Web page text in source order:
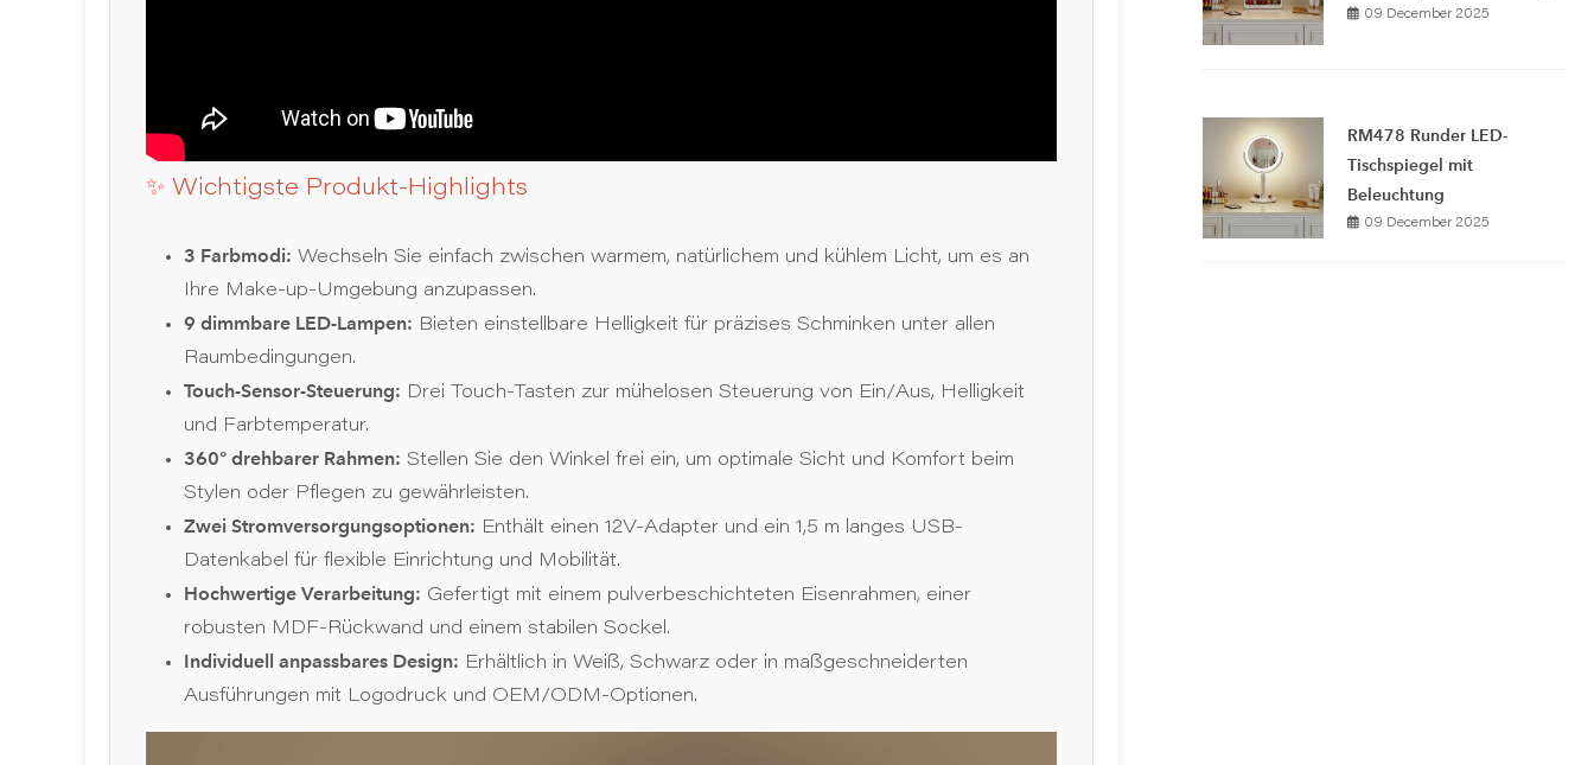
✨ Wichtigste Produkt-Highlights
3 Farbmodi: Wechseln Sie einfach zwischen warmem, natürlichem und kühlem Licht, um es an
Ihre Make-up-Umgebung anzupassen.
9 dimmbare LED-Lampen: Bieten einstellbare Helligkeit für präzises Schminken unter allen
Raumbedingungen.
Touch-Sensor-Steuerung: Drei Touch-Tasten zur mühelosen Steuerung von Ein/Aus, Helligkeit
und Farbtemperatur.
360° drehbarer Rahmen: Stellen Sie den Winkel frei ein, um optimale Sicht und Komfort beim
Stylen oder Pflegen zu gewährleisten.
Zwei Stromversorgungsoptionen: Enthält einen 12V-Adapter und ein 1,5 m langes USB-
Datenkabel für flexible Einrichtung und Mobilität.
Hochwertige Verarbeitung: Gefertigt mit einem pulverbeschichteten Eisenrahmen, einer
robusten MDF-Rückwand und einem stabilen Sockel.
Individuell anpassbares Design: Erhältlich in Weiß, Schwarz oder in maßgeschneiderten
Ausführungen mit Logodruck und OEM/ODM-Optionen.
09 December 2025
RM478 Runder LED-
Tischspiegel mit
Beleuchtung
09 December 2025